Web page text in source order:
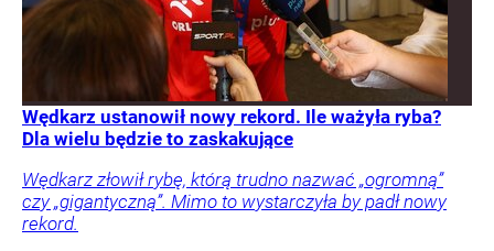
Wędkarz ustanowił nowy rekord. Ile ważyła ryba?
Dla wielu będzie to zaskakujące
Wędkarz złowił rybę, którą trudno nazwać „ogromną”
czy „gigantyczną”. Mimo to wystarczyła by padł nowy
rekord.